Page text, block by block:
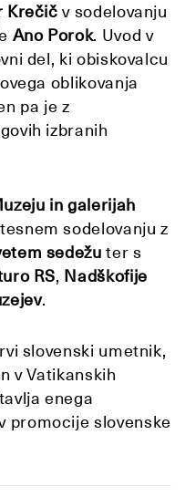
Krečič v sodelovanju
Ano Porok. Uvod v
del, ki obiskovalcu
oblikovanja
pa je z
izbranih
in galerijah
sodelovanju z
sedežu ter s
RS, Nadškofije
.
slovenski umetnik,
v Vatikanskih
enega
promocije slovenske